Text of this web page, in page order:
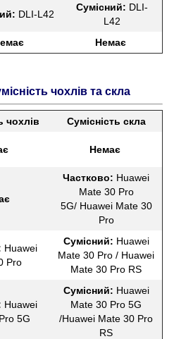
DLI-L42
Сумісний: DLI-
L42
Немає
чохлів та скла
чохлів
Сумісність скла
Немає
Частково: Huawei
Mate 30 Pro
5G/ Huawei Mate 30
Pro
Huawei
Pro
Сумісний: Huawei
Mate 30 Pro / Huawei
Mate 30 Pro RS
Huawei
5G
Сумісний: Huawei
Mate 30 Pro 5G
/Huawei Mate 30 Pro
RS